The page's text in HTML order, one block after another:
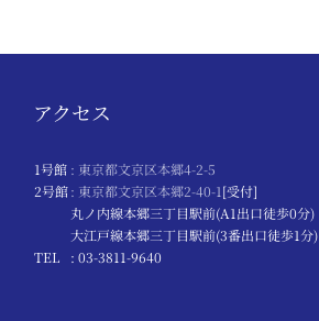
アクセス
1号館 : 東京都文京区本郷4-2-5
2号館: 東京都文京区本郷2-40-1[受付]
丸ノ内線本郷三丁目駅前(A1出口徒歩0分)
大江戸線本郷三丁目駅前(3番出口徒歩1分)
TEL
: 03-3811-9640